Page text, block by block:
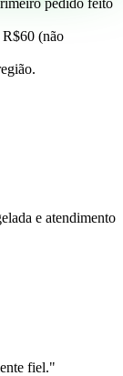
R$60 (não
e atendimento
fiel."